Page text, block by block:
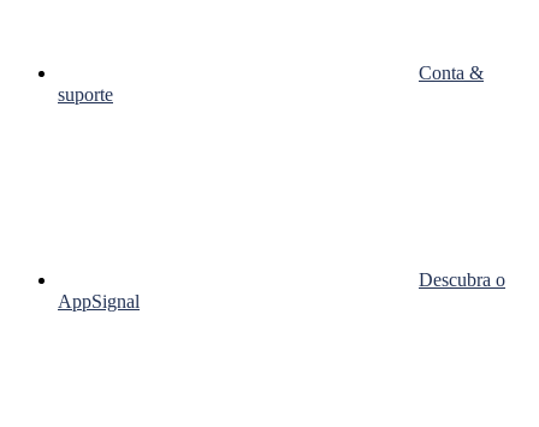
Conta &
suporte
Descubra o
AppSignal